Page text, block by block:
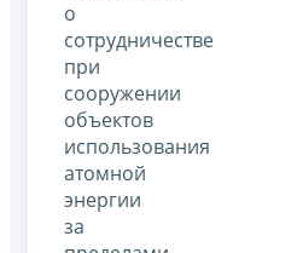
о
сотрудничестве
при
сооружении
объектов
использования
атомной
энергии
за